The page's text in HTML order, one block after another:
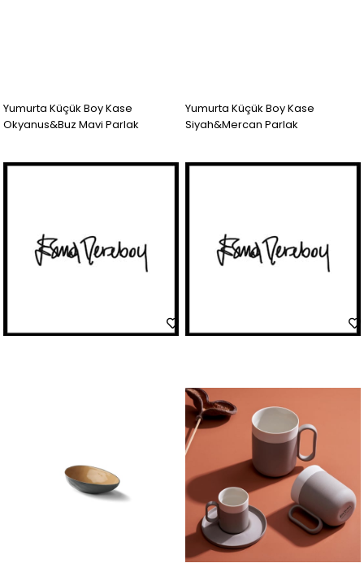
Yumurta Küçük Boy Kase
Okyanus&Buz Mavi Parlak
Yumurta Küçük Boy Kase
Siyah&Mercan Parlak